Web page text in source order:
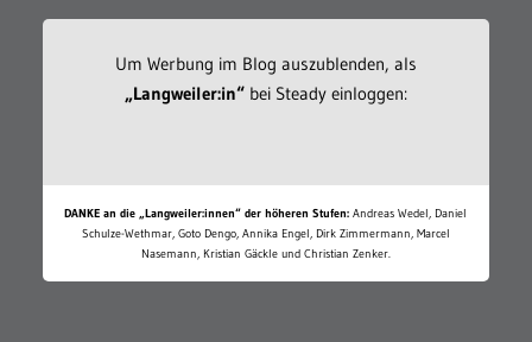
Um Werbung im Blog auszublenden, als
„Langweiler:in“bei Steady einloggen:
DANKE an die „Langweiler:innen“ der höheren Stufen: Andreas Wedel, Daniel
Schulze-Wethmar, Goto Dengo, Annika Engel, Dirk Zimmermann, Marcel
Nasemann, Kristian Gäckle und Christian Zenker.